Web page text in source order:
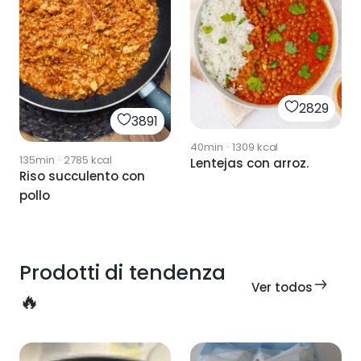
3891
135min · 2785 kcal
Riso succulento con
pollo
2829
40min · 1309 kcal
Lentejas con arroz.
Prodotti di tendenza
🔥
Ver todos